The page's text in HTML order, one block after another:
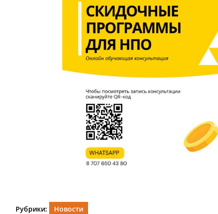
Рубрики: Новости